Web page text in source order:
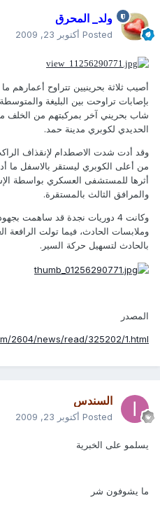
ولد_ المحرق
Posted أكتوبر 23, 2009
بإصابات تراوحت بين البليغة
شاب بحريني آخر بمركبتهم من الخلف ما
الحديدي لكوبري مدينة حمد.
وقد أدت شدت الاصطدام لإنقذاف الراكب
من أعلى الكوبري ليستقر بالاسفل ما
أثرها للمستشفى العسكري بواسطة
والمرافق الثالث بالمستقرة.
وكانت 4 دوريات نجدة قد ساهمت
وملابسات الحادث، فيما تولت الرافعة
بالحادث لتسهيل حركة السير.
المصدر
2604/news/read/325202/1.html
السندس
Posted أكتوبر 23, 2009
يسلمو على الخبرية
ما يشوفون شر